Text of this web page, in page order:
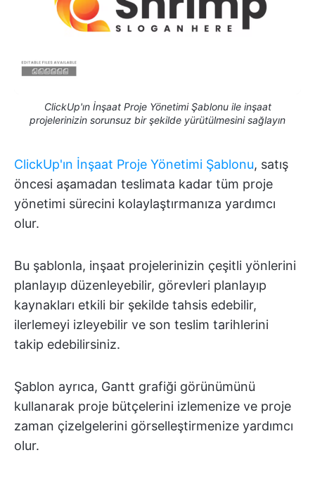
ClickUp'ın İnşaat Proje Yönetimi Şablonu ile inşaat
projelerinizin sorunsuz bir şekilde yürütülmesini sağlayın
ClickUp'ın İnşaat Proje Yönetimi Şablonu, satış
öncesi aşamadan teslimata kadar tüm proje
yönetimi sürecini kolaylaştırmanıza yardımcı
olur.
Bu şablonla, inşaat projelerinizin çeşitli yönlerini
planlayıp düzenleyebilir, görevleri planlayıp
kaynakları etkili bir şekilde tahsis edebilir,
ilerlemeyi izleyebilir ve son teslim tarihlerini
takip edebilirsiniz.
Şablon ayrıca, Gantt grafiği görünümünü
kullanarak proje bütçelerini izlemenize ve proje
zaman çizelgelerini görselleştirmenize yardımcı
olur.